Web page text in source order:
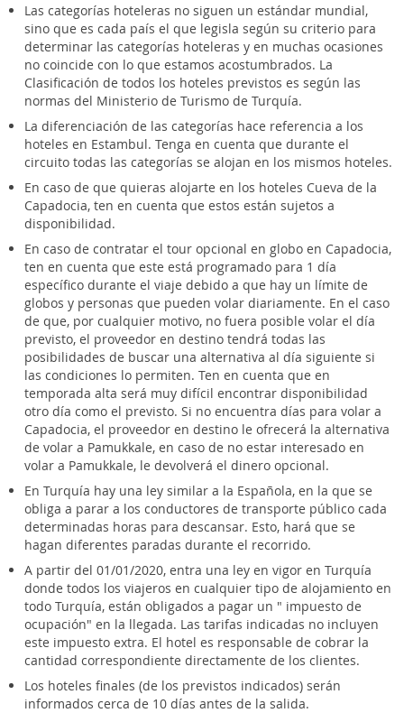
Las categorías hoteleras no siguen un estándar mundial,
sino que es cada país el que legisla según su criterio para
determinar las categorías hoteleras y en muchas ocasiones
no coincide con lo que estamos acostumbrados. La
Clasificación de todos los hoteles previstos es según las
normas del Ministerio de Turismo de Turquía.
La diferenciación de las categorías hace referencia a los
hoteles en Estambul. Tenga en cuenta que durante el
circuito todas las categorías se alojan en los mismos hoteles.
En caso de que quieras alojarte en los hoteles Cueva de la
Capadocia, ten en cuenta que estos están sujetos a
disponibilidad.
En caso de contratar el tour opcional en globo en Capadocia,
ten en cuenta que este está programado para 1 día
específico durante el viaje debido a que hay un límite de
globos y personas que pueden volar diariamente. En el caso
de que, por cualquier motivo, no fuera posible volar el día
previsto, el proveedor en destino tendrá todas las
posibilidades de buscar una alternativa al día siguiente si
las condiciones lo permiten. Ten en cuenta que en
temporada alta será muy difícil encontrar disponibilidad
otro día como el previsto. Si no encuentra días para volar a
Capadocia, el proveedor en destino le ofrecerá la alternativa
de volar a Pamukkale, en caso de no estar interesado en
volar a Pamukkale, le devolverá el dinero opcional.
En Turquía hay una ley similar a la Española, en la que se
obliga a parar a los conductores de transporte público cada
determinadas horas para descansar. Esto, hará que se
hagan diferentes paradas durante el recorrido.
A partir del 01/01/2020, entra una ley en vigor en Turquía
donde todos los viajeros en cualquier tipo de alojamiento en
todo Turquía, están obligados a pagar un " impuesto de
ocupación" en la llegada. Las tarifas indicadas no incluyen
este impuesto extra. El hotel es responsable de cobrar la
cantidad correspondiente directamente de los clientes.
Los hoteles finales (de los previstos indicados) serán
informados cerca de 10 días antes de la salida.